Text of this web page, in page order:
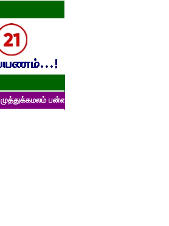
பன்னாட்டுத் தமிழ் மின்னிதழின்